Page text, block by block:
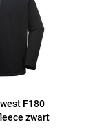
F180
zwart